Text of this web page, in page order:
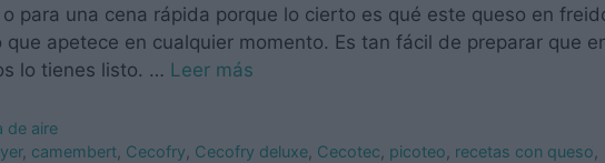
para una cena rápida porque lo cierto es qué este queso en
apetece en cualquier momento. Es tan fácil de preparar que
lo tienes listo. … Leer más
de aire
, camembert Cecofry Cecofry deluxe Cecotec picoteo recetas con queso